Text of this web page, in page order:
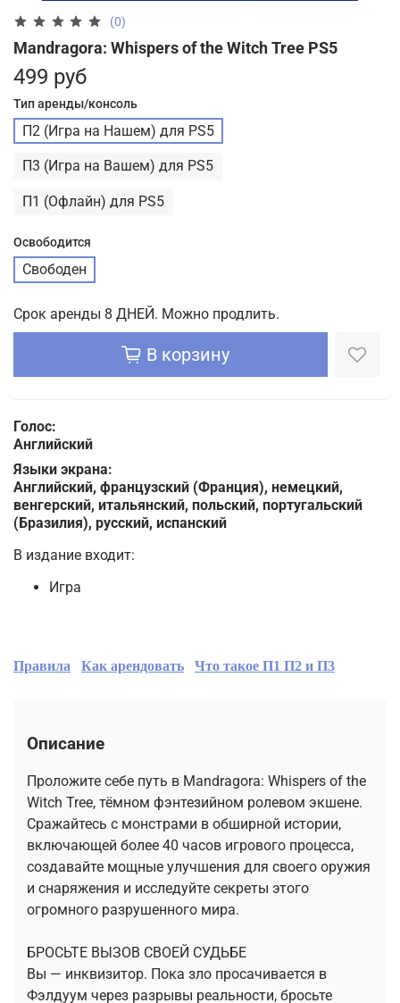
(0)
Mandragora: Whispers of the Witch Tree PS5
499 руб
Тип аренды/консоль
П2 (Игра на Нашем) для PS5
П3 (Игра на Вашем) для PS5
П1 (Офлайн) для PS5
Освободится
Свободен
Срок аренды 8 ДНЕЙ. Можно продлить.
В корзину
Голос:
Английский
Языки экрана:
Английский, французский (Франция), немецкий,
венгерский, итальянский, польский, португальский
(Бразилия), русский, испанский
В издание входит:
Игра
Правила Как арендовать Что такое П1 П2 и П3
Описание
Проложите себе путь в Mandragora: Whispers of the
Witch Tree, тёмном фэнтезийном ролевом экшене.
Сражайтесь с монстрами в обширной истории,
включающей более 40 часов игрового процесса,
создавайте мощные улучшения для своего оружия
и снаряжения и исследуйте секреты этого
огромного разрушенного мира.
БРОСЬТЕ ВЫЗОВ СВОЕЙ СУДЬБЕ
Вы — инквизитор. Пока зло просачивается в
Фэлдуум через разрывы реальности, бросьте